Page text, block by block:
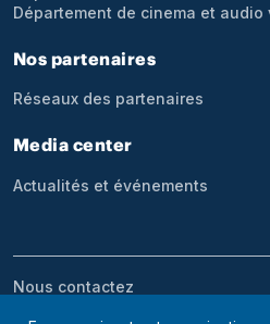
Département de cinema et audio
Nos partenaires
Réseaux des partenaires
Media center
Actualités et événements
Menu bottom footer
Nous contactez